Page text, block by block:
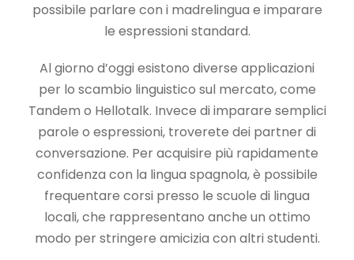
possibile parlare con i madrelingua e imparare
le espressioni standard.
Al giorno d’oggi esistono diverse applicazioni
per lo scambio linguistico sul mercato, come
Tandem o Hellotalk. Invece di imparare semplici
parole o espressioni, troverete dei partner di
conversazione. Per acquisire più rapidamente
confidenza con la lingua spagnola, è possibile
frequentare corsi presso le scuole di lingua
locali, che rappresentano anche un ottimo
modo per stringere amicizia con altri studenti.